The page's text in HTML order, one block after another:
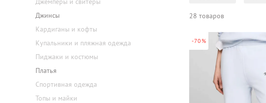
Джинсы
Кардиганы и кофты
Купальники и пляжная одежда
Пиджаки и костюмы
Платья
Спортивная одежда
Топы и майки
28 товаров
-70%